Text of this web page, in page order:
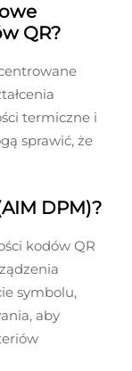
QR?
termiczne i
sprawić, że
DPM)?
kodów QR
symbolu,
aby